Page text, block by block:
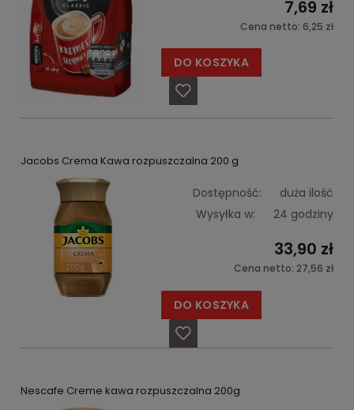
7,69 zł
Cena netto: 6,25 zł
DO KOSZYKA
Jacobs Crema Kawa rozpuszczalna 200 g
Dostępność:
duża ilość
Wysyłka w:
24 godziny
33,90 zł
Cena netto: 27,56 zł
DO KOSZYKA
Nescafe Creme kawa rozpuszczalna 200g